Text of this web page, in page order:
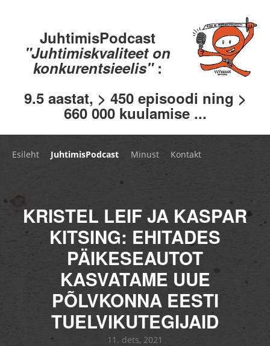
JuhtimisPodcast
"Juhtimiskvaliteet on
konkurentsieelis" :
9.5 aastat, > 450 episoodi ning >
660 000 kuulamise ...
Esileht JuhtimisPodcast Minust Kontakt
KRISTEL LEIF JA KASPAR
KITSING: EHITADES
PÄIKESEAUTOT
KASVATAME UUE
PÕLVKONNA EESTI
TUELVIKUTEGIJAID
11. dets, 2021